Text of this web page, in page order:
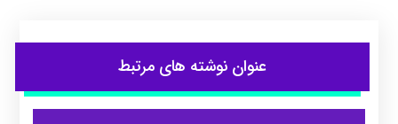
عنوان ‫نوشته های مرتبط